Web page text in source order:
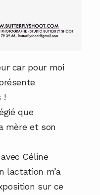
car pour moi
!
que
mère et son
Céline
lactation m’a
sur ce